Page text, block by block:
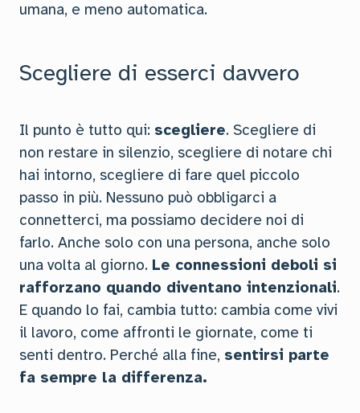
umana, e meno automatica.
Scegliere di esserci davvero
Il punto è tutto qui: scegliere. Scegliere di
non restare in silenzio, scegliere di notare chi
hai intorno, scegliere di fare quel piccolo
passo in più. Nessuno può obbligarci a
connetterci, ma possiamo decidere noi di
farlo. Anche solo con una persona, anche solo
una volta al giorno. Le connessioni deboli si
rafforzano quando diventano intenzionali.
E quando lo fai, cambia tutto: cambia come vivi
il lavoro, come affronti le giornate, come ti
senti dentro. Perché alla fine, sentirsi parte
fa sempre la differenza.